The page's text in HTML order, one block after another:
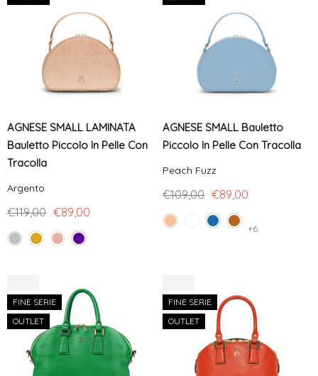
AGNESE SMALL LAMINATA
Bauletto Piccolo In Pelle Con
Tracolla
Argento
€119,00 €89,00
AGNESE SMALL Bauletto
Piccolo In Pelle Con Tracolla
Peach Fuzz
€109,00 €89,00
+6
FINE SERIE
OUTLET
FINE SERIE
OUTLET